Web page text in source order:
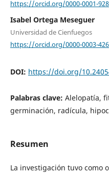
https://orcid.org/0000-0001-
Isabel Ortega Meseguer
Universidad de Cienfuegos
https://orcid.org/0000-0003-
DOI: https://doi.org/
Palabras clave: Alelopatía,
germinación, radícula,
Resumen
La investigación tuvo como